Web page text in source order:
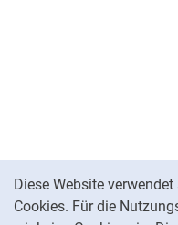
Diese Website
Cookies. Für die